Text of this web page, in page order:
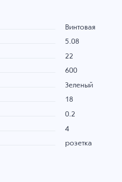
Винтовая
5.08
22
600
Зеленый
18
0.2
4
розетка